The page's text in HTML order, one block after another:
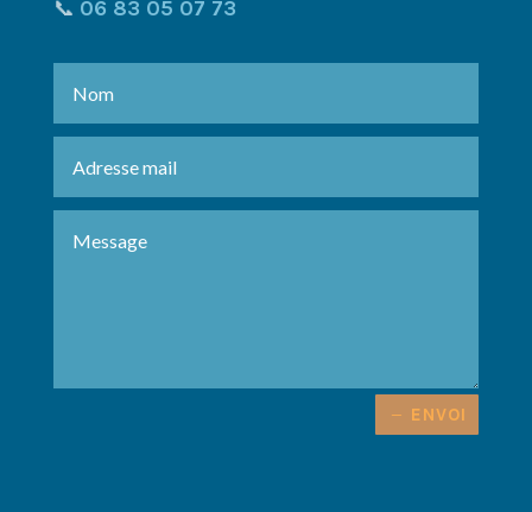
📞 06 83 05 07 73
ENVOI